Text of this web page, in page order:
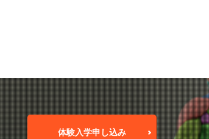
体験入学申し込み